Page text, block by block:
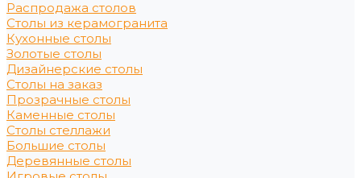
Распродажа столов
Столы из керамогранита
Кухонные столы
Золотые столы
Дизайнерские столы
Столы на заказ
Прозрачные столы
Каменные столы
Столы стеллажи
Большие столы
Деревянные столы